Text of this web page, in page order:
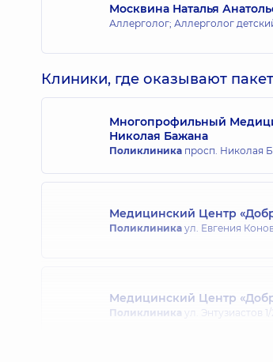
Москвина Наталья
Аллерголог; Аллерголог
Клиники, где оказывают
Многопрофильный
Николая Бажана
Поликлиника просп. Николая
Медицинский Центр
Поликлиника ул. Евгения
Медицинский Центр
Поликлиника ул. Энтузиастов 1/